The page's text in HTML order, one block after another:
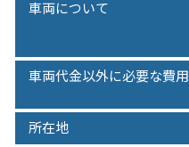
車両について
車両代金以外に必要な費用
所在地